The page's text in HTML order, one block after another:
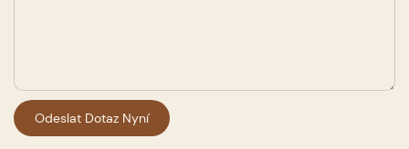
Odeslat Dotaz Nyní